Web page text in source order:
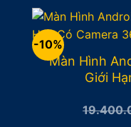
-10%
Màn Hình
Giới